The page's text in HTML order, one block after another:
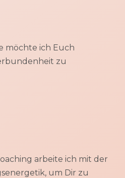
möchte ich Euch
zu
arbeite ich mit der
um Dir zu